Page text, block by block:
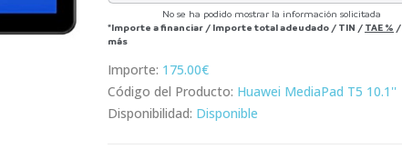
No se ha podido mostrar la información solicitada
*Importe a financiar / Importe total adeudado / TIN / TAE % /
más
Importe: 175.00€
Código del Producto: Huawei MediaPad T5 10.1''
Disponibilidad: Disponible